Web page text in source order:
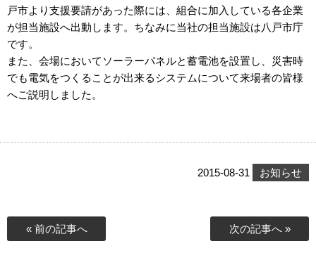
戸市より支援要請があった際には、組合に加入している各企業
が担当施設へ出動します。ちなみに当社の担当施設は八戸市庁
です。
また、会場においてソーラーパネルと蓄電池を設置し、災害時
でも電気をつくることが出来るシステムについて来場者の皆様
へご説明しました。
2015-08-31 お知らせ
« 前の記事へ 次の記事へ »